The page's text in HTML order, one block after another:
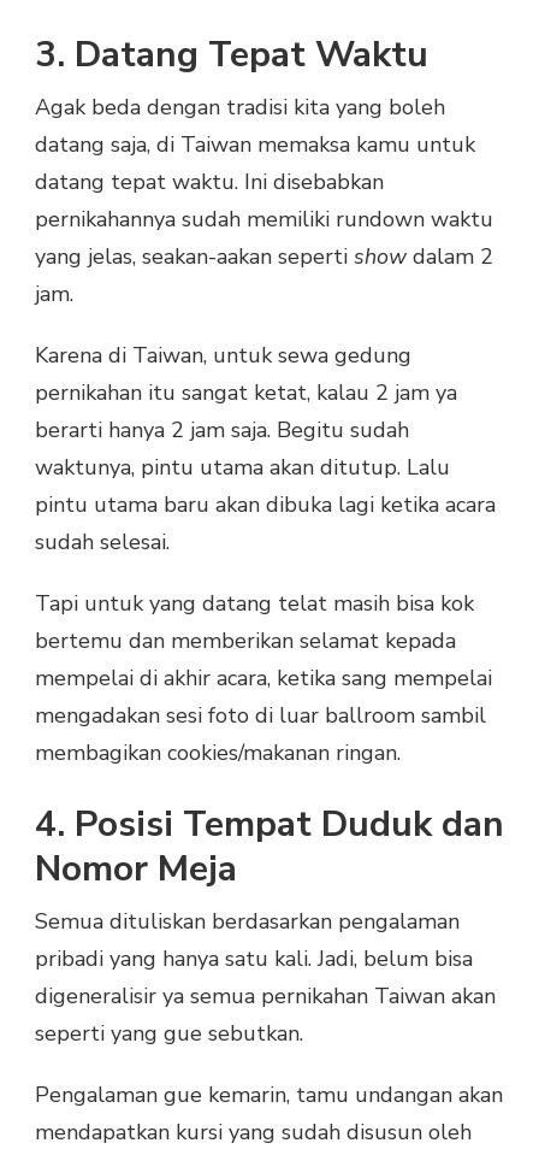
3. Datang Tepat Waktu
Agak beda dengan tradisi kita yang boleh
datang saja, di Taiwan memaksa kamu untuk
datang tepat waktu. Ini disebabkan
pernikahannya sudah memiliki rundown waktu
yang jelas, seakan-aakan seperti showdalam 2
jam.
Karena di Taiwan, untuk sewa gedung
pernikahan itu sangat ketat, kalau 2 jam ya
berarti hanya 2 jam saja. Begitu sudah
waktunya, pintu utama akan ditutup. Lalu
pintu utama baru akan dibuka lagi ketika acara
sudah selesai.
Tapi untuk yang datang telat masih bisa kok
bertemu dan memberikan selamat kepada
mempelai di akhir acara, ketika sang mempelai
mengadakan sesi foto di luar ballroom sambil
membagikan cookies/makanan ringan.
4. Posisi Tempat Duduk dan
Nomor Meja
Semua dituliskan berdasarkan pengalaman
pribadi yang hanya satu kali. Jadi, belum bisa
digeneralisir ya semua pernikahan Taiwan akan
seperti yang gue sebutkan.
Pengalaman gue kemarin, tamu undangan akan
mendapatkan kursi yang sudah disusun oleh